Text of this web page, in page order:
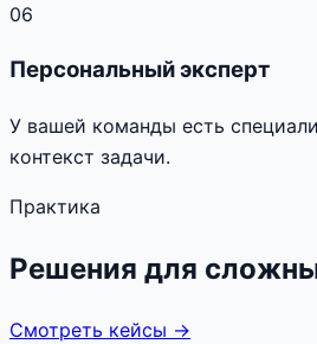
06
Персональный эксперт
У вашей команды есть
контекст задачи.
Практика
Решения для
Смотреть кейсы →